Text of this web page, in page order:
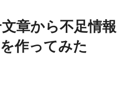
章から不足情報
作ってみた